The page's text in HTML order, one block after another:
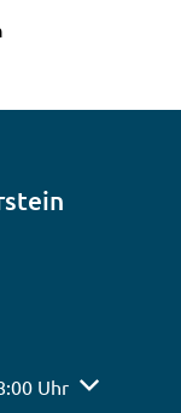
Schließzeiten
Uhr